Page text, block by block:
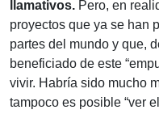
llamativos. Pero, en
proyectos que ya se han
partes del mundo y que,
beneficiado de este
vivir. Habría sido mucho
tampoco es posible “ver